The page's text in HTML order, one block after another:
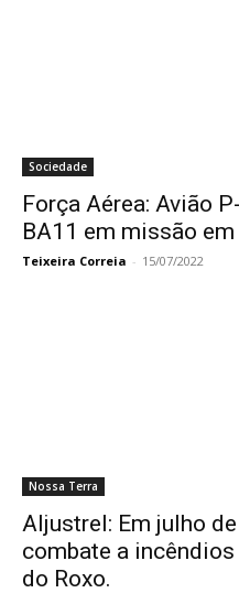
Sociedade
Força Aérea: Avião
BA11 em missão
Teixeira Correia - 15/07/2022
Nossa Terra
Aljustrel: Em julho
combate a
do Roxo.